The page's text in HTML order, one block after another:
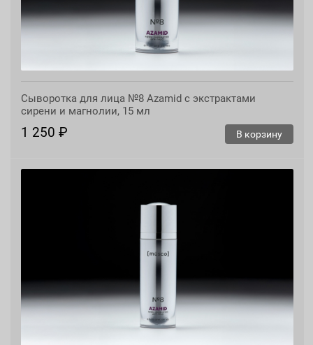
Сыворотка для лица №8 Azamid с экстрактами
сирени и магнолии, 15 мл
1 250 ₽ В корзину